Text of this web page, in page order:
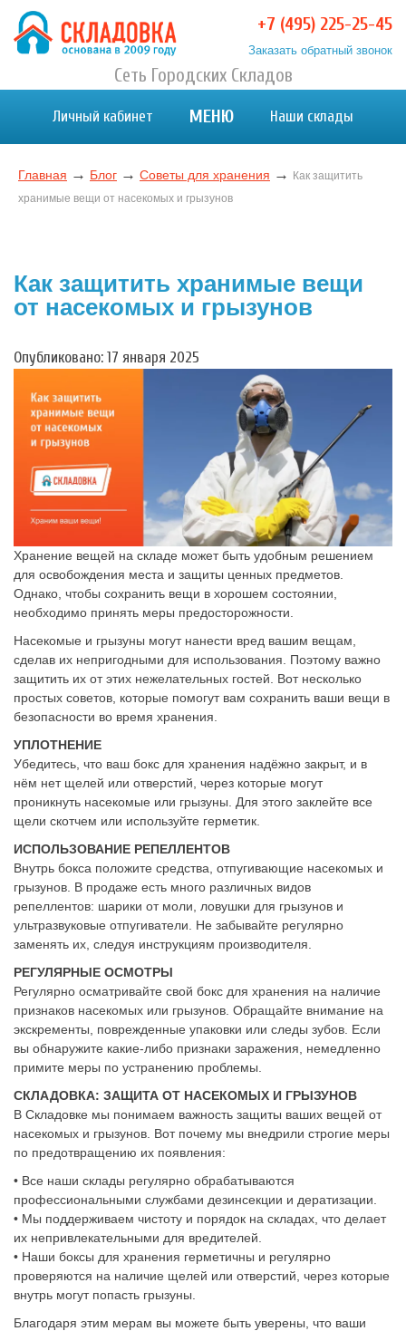
Перейти
содержимому
Хранение вещей в Москве и МО. Склад временного
Хранение вещей в Москве и МО. Склад временного хранения. Складовка
+7 (495) 225-25-45
Заказать обратный звонок
Сеть Городских Складов
Личный кабинет МЕНЮ Наши склады
Главная → Блог → Советы для хранения →
Как защитить
хранимые вещи от насекомых и грызунов
Как защитить хранимые вещи
от насекомых и грызунов
Опубликовано: 17 января 2025
Хранение вещей на складе может быть удобным решением
для освобождения места и защиты ценных предметов.
Однако, чтобы сохранить вещи в хорошем состоянии,
необходимо принять меры предосторожности.
Насекомые и грызуны могут нанести вред вашим вещам,
сделав их непригодными для использования. Поэтому важно
защитить их от этих нежелательных гостей. Вот несколько
простых советов, которые помогут вам сохранить ваши вещи в
безопасности во время хранения.
УПЛОТНЕНИЕ
Убедитесь, что ваш бокс для хранения надёжно закрыт, и в
нём нет щелей или отверстий, через которые могут
проникнуть насекомые или грызуны. Для этого заклейте все
щели скотчем или используйте герметик.
ИСПОЛЬЗОВАНИЕ РЕПЕЛЛЕНТОВ
Внутрь бокса положите средства, отпугивающие насекомых и
грызунов. В продаже есть много различных видов
репеллентов: шарики от моли, ловушки для грызунов и
ультразвуковые отпугиватели. Не забывайте регулярно
заменять их, следуя инструкциям производителя.
РЕГУЛЯРНЫЕ ОСМОТРЫ
Регулярно осматривайте свой бокс для хранения на наличие
признаков насекомых или грызунов. Обращайте внимание на
экскременты, поврежденные упаковки или следы зубов. Если
вы обнаружите какие-либо признаки заражения, немедленно
примите меры по устранению проблемы.
СКЛАДОВКА: ЗАЩИТА ОТ НАСЕКОМЫХ И ГРЫЗУНОВ
В Складовке мы понимаем важность защиты ваших вещей от
насекомых и грызунов. Вот почему мы внедрили строгие меры
по предотвращению их появления:
• Все наши склады регулярно обрабатываются
профессиональными службами дезинсекции и дератизации.
• Мы поддерживаем чистоту и порядок на складах, что делает
их непривлекательными для вредителей.
• Наши боксы для хранения герметичны и регулярно
проверяются на наличие щелей или отверстий, через которые
внутрь могут попасть грызуны.
Благодаря этим мерам вы можете быть уверены, что ваши